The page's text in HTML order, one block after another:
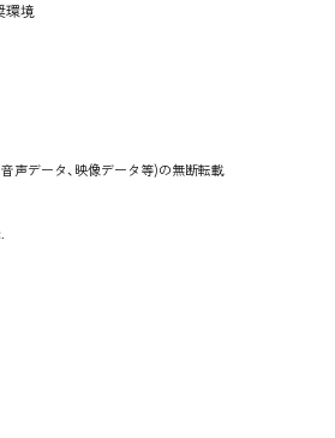
環境
音声データ、映像データ等)の無断転載